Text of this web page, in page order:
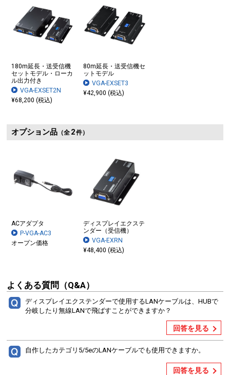
180m延長・送受信機
セットモデル・ローカ
ル出力付き
VGA-EXSET2N
¥68,200 (税込)
80m延長・送受信機セ
ットモデル
VGA-EXSET3
¥42,900 (税込)
オプション品（全 2件）
ACアダプタ
P-VGA-AC3
オープン価格
ディスプレイエクステ
ンダー（受信機）
VGA-EXRN
¥48,400 (税込)
よくある質問（Q&A）
ディスプレイエクステンダーで使用するLANケーブルは、HUBで
分岐したり無線LANで飛ばすことができますか？
回答を見る
自作したカテゴリ5/5eのLANケーブルでも使用できますか。
回答を見る